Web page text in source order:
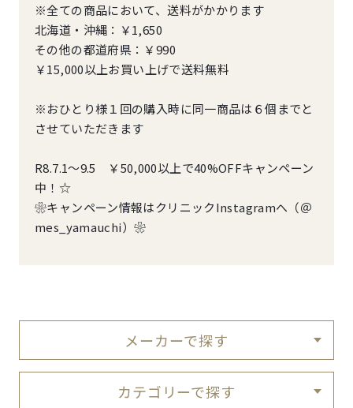
※全ての商品において、送料がかかります
北海道・沖縄：￥1,650
その他の都道府県：￥990
￥15,000以上お買い上げで送料無料
※おひとり様１回の購入時に同一商品は６個までと
させていただきます
R8.7.1～9.5 ￥50,000以上で40%OFFキャンペーン
中！☆
❀キャンペーン情報はクリニックInstagramへ（＠
mes_yamauchi）❀
メーカーで探す
カテゴリーで探す